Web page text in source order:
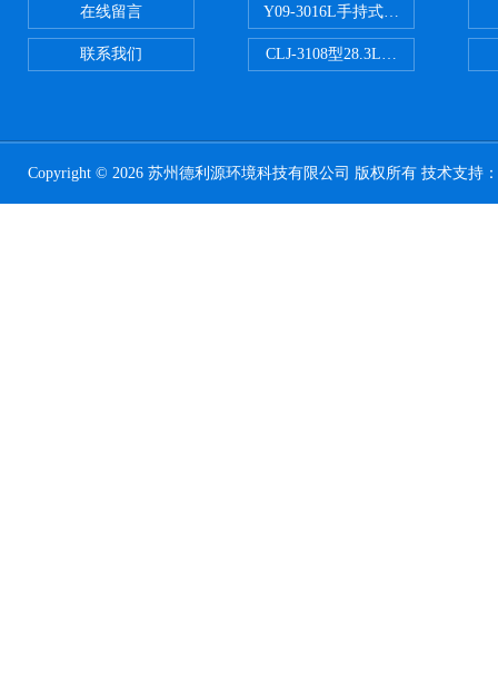
在线留言
联系我们
Y09-3016L手持式高精度激光尘埃
CLJ-3108型28.3L尘埃粒子计数
Copyright © 2026 苏州德利源环境科技有限公司 版权所有 技术支持：